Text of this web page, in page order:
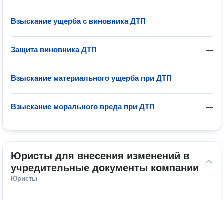
—
Взыскание ущерба с виновника ДТП
—
Защита виновника ДТП
—
Взыскание материального ущерба при ДТП
—
Взыскание морального вреда при ДТП
Юристы для внесения изменений в
учредительные документы компании
Юристы